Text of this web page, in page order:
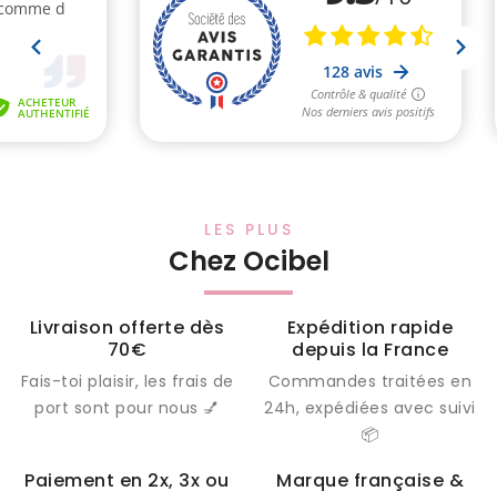
LES PLUS
Chez Ocibel
Livraison offerte dès
70€
Fais-toi plaisir, les frais de
port sont pour nous 💅
Expédition rapide
depuis la France
Commandes traitées en
24h, expédiées avec suivi
📦
Paiement en 2x, 3x ou
Marque française &